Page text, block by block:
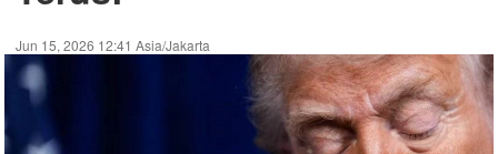
Jun 15, 2026 12:41 Asia/Jakarta